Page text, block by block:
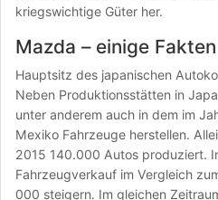
kriegswichtige Güter her.
Mazda – einige Fakten
Hauptsitz des japanischen
Neben Produktionsstätten in
unter anderem auch in dem im
Mexiko Fahrzeuge herstellen.
2015 140.000 Autos produziert.
Fahrzeugverkauf im Vergleich
000 steigern. Im gleichen